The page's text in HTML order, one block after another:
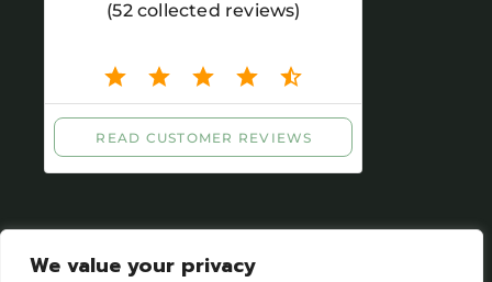
We value your privacy